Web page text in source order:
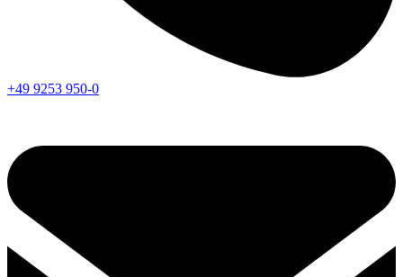
+49 9253 950-0